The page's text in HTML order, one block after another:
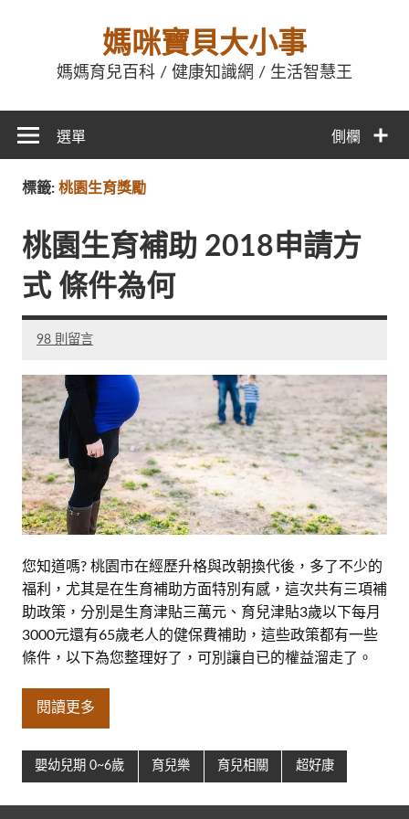
媽咪寶貝大小事
媽媽育兒百科 / 健康知識網 / 生活智慧王
側欄
選單
標籤: 桃園生育獎勵
桃園生育補助 2018申請方
式 條件為何
98 則留言
您知道嗎? 桃園市在經歷升格與改朝換代後，多了不少的
福利，尤其是在生育補助方面特別有感，這次共有三項補
助政策，分別是生育津貼三萬元、育兒津貼3歲以下每月
3000元還有65歲老人的健保費補助，這些政策都有一些
條件，以下為您整理好了，可別讓自已的權益溜走了。
閱讀更多
嬰幼兒期 0~6歲 育兒樂 育兒相關 超好康